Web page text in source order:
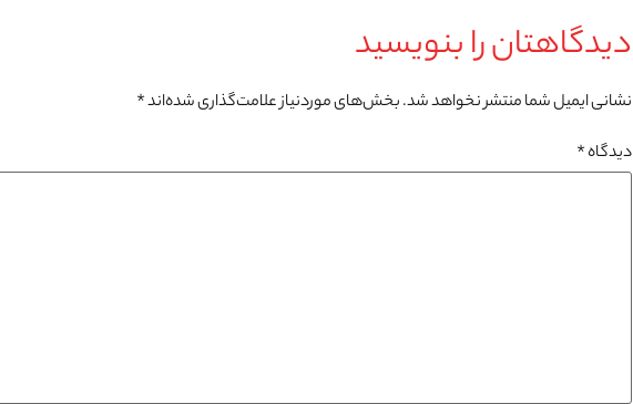
دیدگاهتان را بنویسید
نشانی ایمیل شما منتشر نخواهد شد.بخش‌های موردنیاز علامت‌گذاری شده‌اند*
دیدگاه*